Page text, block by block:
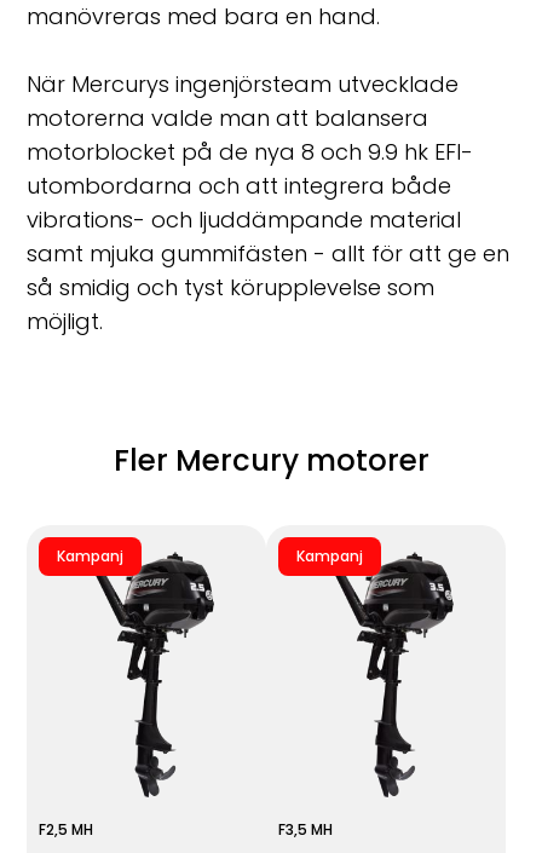
manövreras med bara en hand.
När Mercurys ingenjörsteam utvecklade
motorerna valde man att balansera
motorblocket på de nya 8 och 9.9 hk EFI-
utombordarna och att integrera både
vibrations- och ljuddämpande material
samt mjuka gummifästen - allt för att ge en
så smidig och tyst körupplevelse som
möjligt.
Fler Mercury motorer
Kampanj
F2,5 MH
Kampanj
F3,5 MH